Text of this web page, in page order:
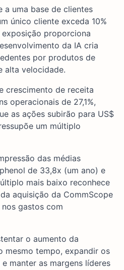
a uma base de clientes
único cliente exceda 10%
exposição proporciona
da IA cria
por produtos de
alta velocidade.
crescimento de receita
operacionais de 27,1%,
as ações subirão para US$
um múltiplo
das médias
de 33,8x (um ano) e
mais baixo reconhece
aquisição da CommScope
gastos com
o aumento da
mesmo tempo, expandir os
manter as margens líderes